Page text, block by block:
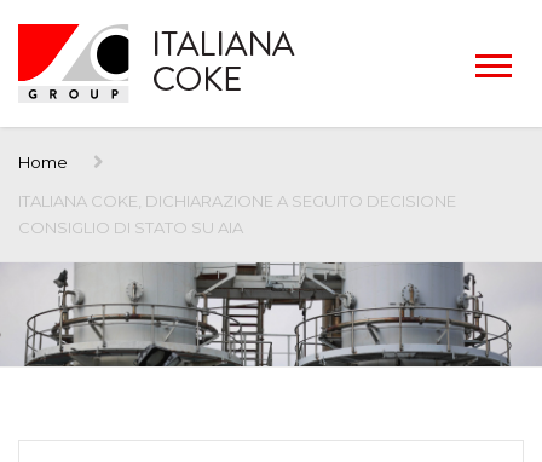
Home
ITALIANA COKE, DICHIARAZIONE A SEGUITO DECISIONE
CONSIGLIO DI STATO SU AIA